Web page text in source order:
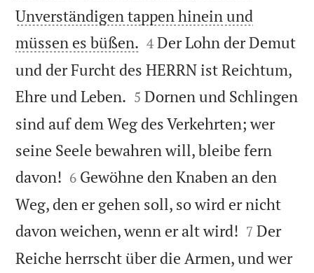
Unverständigen tappen hinein und
müssen es büßen. 

4 Der Lohn der Demut
und der Furcht des HERRN ist Reichtum,
Ehre und Leben. 

5 Dornen und Schlingen
sind auf dem Weg des Verkehrten; wer
seine Seele bewahren will, bleibe fern
davon! 

6 Gewöhne den Knaben an den
Weg, den er gehen soll, so wird er nicht
davon weichen, wenn er alt wird! 

7 Der
Reiche herrscht über die Armen, und wer